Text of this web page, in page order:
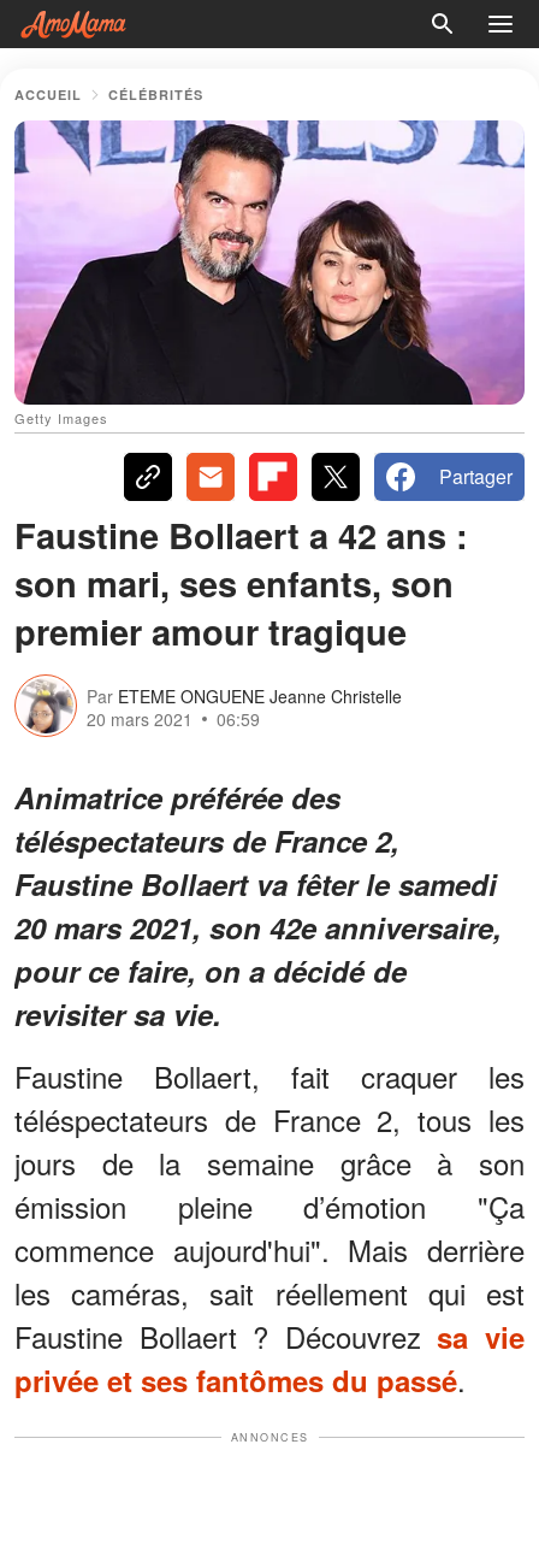
ACCUEIL CÉLÉBRITÉS
Getty Images
Partager
Faustine Bollaert a 42 ans :
son mari, ses enfants, son
premier amour tragique
Par ETEME ONGUENE Jeanne Christelle
20 mars 2021
06:59
Animatrice préférée des
téléspectateurs de France 2,
Faustine Bollaert va fêter le samedi
20 mars 2021, son 42e anniversaire,
pour ce faire, on a décidé de
revisiter sa vie.
Faustine Bollaert, fait craquer les
téléspectateurs de France 2, tous les
jours de la semaine grâce à son
émission pleine d’émotion "Ça
commence aujourd'hui". Mais derrière
les caméras, sait réellement qui est
Faustine Bollaert ? Découvrezsa vie
privée et ses fantômes du passé.
ANNONCES